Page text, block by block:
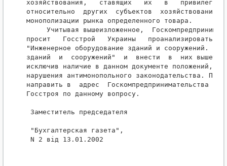
хозяйствования,   ставящих   их   в
относительно  других  субъектов
монополизации рынка определенного товара.
Учитывая вышеизложенное,
просит   Госстрой   Украины   проанализировать
"Инженерное оборудование зданий и сооружений.
зданий  и  сооружений"  и  внести  в  них
исключив наличие в данном документе положений,
нарушения антимонопольного законодательства.
направить в  адрес  Госкомпредпринимательства
Госстроя по данному вопросу.
Заместитель председателя
"Бухгалтерская газета",
N 2 від 13.01.2002